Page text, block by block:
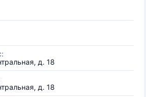
д. 18
д. 18